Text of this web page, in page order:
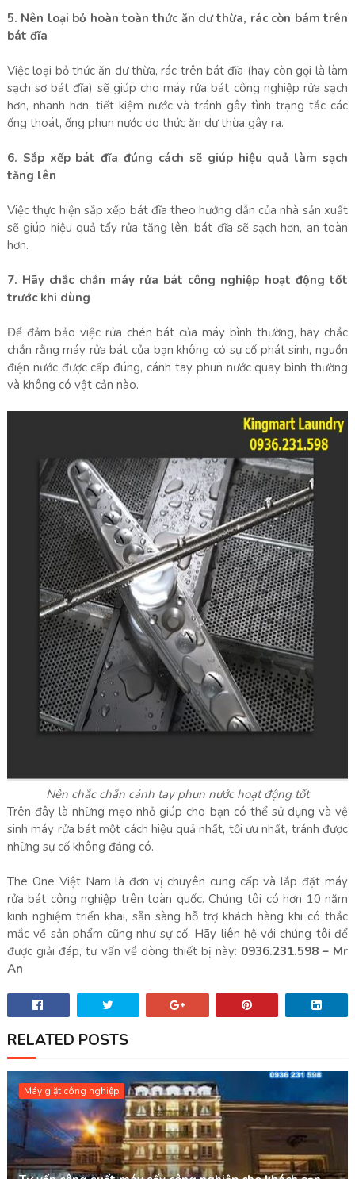
5. Nên loại bỏ hoàn toàn thức ăn dư thừa, rác còn bám trên
bát đĩa
Việc loại bỏ thức ăn dư thừa, rác trên bát đĩa (hay còn gọi là làm
sạch sơ bát đĩa) sẽ giúp cho máy rửa bát công nghiệp rửa sạch
hơn, nhanh hơn, tiết kiệm nước và tránh gây tình trạng tắc các
ống thoát, ống phun nước do thức ăn dư thừa gây ra.
6. Sắp xếp bát đĩa đúng cách sẽ giúp hiệu quả làm sạch
tăng lên
Việc thực hiện sắp xếp bát đĩa theo hướng dẫn của nhà sản xuất
sẽ giúp hiệu quả tẩy rửa tăng lên, bát đĩa sẽ sạch hơn, an toàn
hơn.
7. Hãy chắc chắn máy rửa bát công nghiệp hoạt động tốt
trước khi dùng
Để đảm bảo việc rửa chén bát của máy bình thường, hãy chắc
chắn rằng máy rửa bát của bạn không có sự cố phát sinh, nguồn
điện nước được cấp đúng, cánh tay phun nước quay bình thường
và không có vật cản nào.
Nên chắc chắn cánh tay phun nước hoạt động tốt
Trên đây là những mẹo nhỏ giúp cho bạn có thể sử dụng và vệ
sinh máy rửa bát một cách hiệu quả nhất, tối ưu nhất, tránh được
những sự cố không đáng có.
The One Việt Nam là đơn vị chuyên cung cấp và lắp đặt máy
rửa bát công nghiệp trên toàn quốc. Chúng tôi có hơn 10 năm
kinh nghiệm triển khai, sẵn sàng hỗ trợ khách hàng khi có thắc
mắc về sản phẩm cũng như sự cố. Hãy liên hệ với chúng tôi để
được giải đáp, tư vấn về dòng thiết bị này: 0936.231.598 – Mr
An
RELATED POSTS
Máy giặt công nghiệp